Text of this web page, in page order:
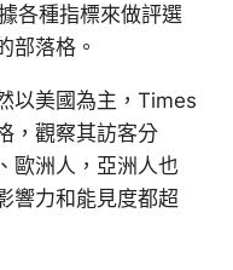
各種指標來做評選
部落格。
以美國為主，Times
，觀察其訪客分
歐洲人，亞洲人也
響力和能見度都超